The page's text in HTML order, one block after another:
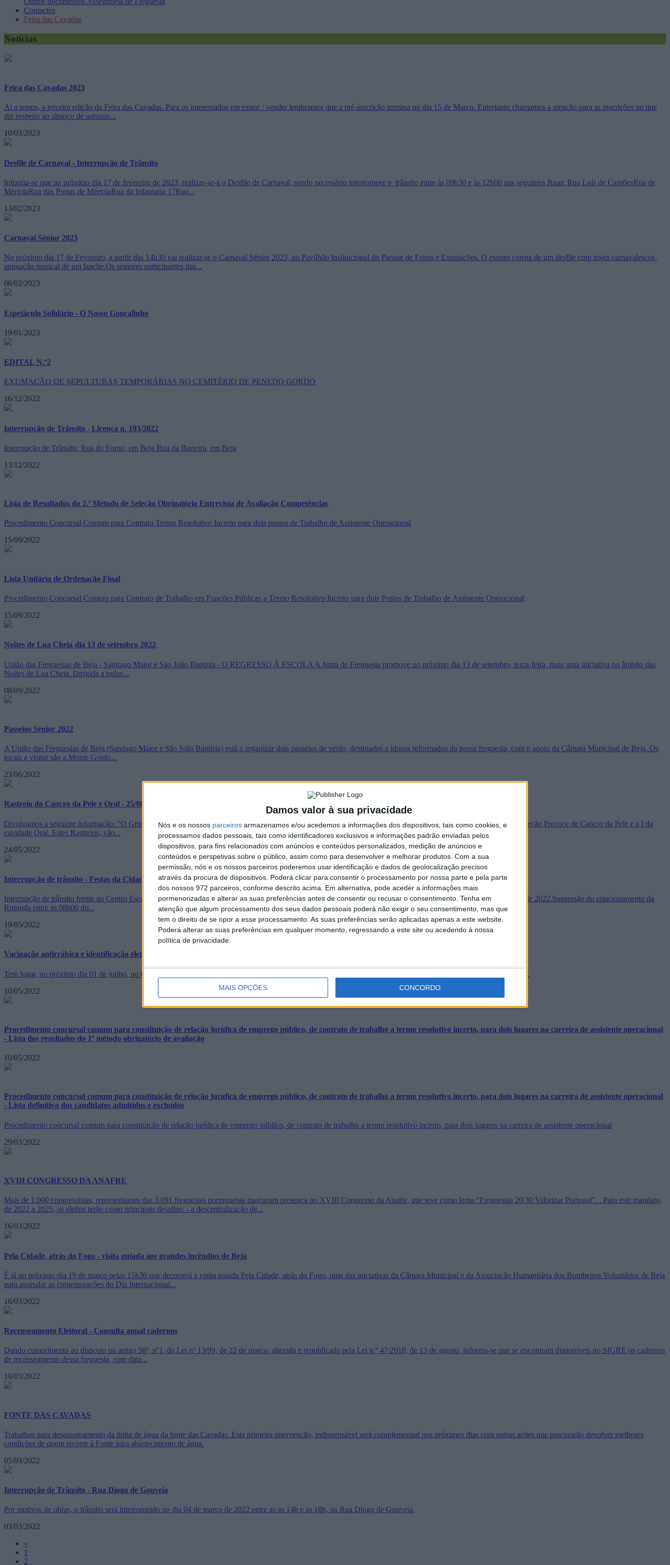
Damos valor à sua privacidade
Nós e os nossos parceiros armazenamos e/ou acedemos a informações dos dispositivos, tais como cookies, e
processamos dados pessoais, tais como identificadores exclusivos e informações padrão enviadas pelos
dispositivos, para fins relacionados com anúncios e conteúdos personalizados, medição de anúncios e
conteúdos e perspetivas sobre o público, assim como para desenvolver e melhorar produtos. Com a sua
permissão, nós e os nossos parceiros poderemos usar identificação e dados de geolocalização precisos
através da procura de dispositivos. Poderá clicar para consentir o processamento por nossa parte e pela parte
dos nossos 972 parceiros, conforme descrito acima. Em alternativa, pode aceder a informações mais
pormenorizadas e alterar as suas preferências antes de consentir ou recusar o consentimento. Tenha em
atenção que algum processamento dos seus dados pessoais poderá não exigir o seu consentimento, mas que
tem o direito de se opor a esse processamento. As suas preferências serão aplicadas apenas a este website.
Poderá alterar as suas preferências em qualquer momento, regressando a este site ou acedendo à nossa
política de privacidade.
MAIS OPÇÕES CONCORDO
Contactos
Feira das Cavadas
Notícias
Feira das Cavadas 2023
Ai a temos, a terceira edição da Feira das Cavadas. Para os interessados em expor / vender lembramos que a pré-inscrição termina no dia 15 de Março. Entretanto chamamos a atenção para as inscrições no que
diz respeito ao almoço de naturais...
10/03/2023
Desfile de Carnaval - Interrupção de Trânsito
Informa-se que no próximo dia 17 de fevereiro de 2023, realizar-se-á o Desfile de Carnaval, sendo necessário interromper o trânsito entre às 09h30 e às 12h00 nas seguintes Ruas: Rua Luís de CamõesRua de
MértolaRua das Portas de MértolaRua da Infantaria 17Rua...
13/02/2023
Carnaval Sénior 2023
No próximo dia 17 de Fevereiro, a partir das 14h30 vai realizar-se o Carnaval Sénior 2023, no Pavilhão Institucional do Parque de Feiras e Exposições. O evento consta de um desfile com trajes carnavalescos,
animação musical de um lanche.Os seniores participantes das...
06/02/2023
Espetáculo Solidário - O Nosso Gonçalinho
19/01/2023
EDITAL N.º2
EXUMAÇÃO DE SEPULTURAS TEMPORÁRIAS NO CEMITÉRIO DE PENEDO GORDO
16/12/2022
Interrupção de Trânsito - Licença n. 193/2022
Interrupção de Trânsito: Rua do Forno, em Beja Rua da Barreira, em Beja
13/12/2022
Lista de Resultados do 2.º Método de Seleção Obrigatório Entrevista de Avaliação Competências
Procedimento Concursal Comum para Contrato Termo Resolutivo Incerto para dois postos de Trabalho de Assistente Operacional
15/09/2022
Lista Unitária de Ordenação Final
Procedimento Concursal Comum para Contrato de Trabalho em Funções Públicas a Termo Resolutivo Incerto para dois Postos de Trabalho de Assistente Operacional
15/09/2022
Noites de Lua Cheia dia 13 de setembro 2022
União das Freguesias de Beja - Santiago Maior e São João Baptista - O REGRESSO À ESCOLA A Junta de Freguesia promove no próximo dia 13 de setembro, terça-feira, mais uma iniciativa no âmbito das
Noites de Lua Cheia. Dirigida a todos...
08/09/2022
Passeios Sénior 2022
A União das Freguesias de Beja (Santiago Maior e São João Baptista) está a organizar dois passeios de verão, destinados a idosos reformados da nossa freguesia, com o apoio da Câmara Municipal de Beja. Os
locais a visitar são a Monte Gordo...
23/06/2022
Rastreio do Cancro da Pele e Oral - 25/06/2022
Divulgamos a seguinte informação: "O Grupo de Apoio de Beja da Liga Portuguesa Contra o Cancro, NRS vem por este meio solicitar apoio na divulgação da VI Deteção Precoce de Cancro da Pele e a I da
cavidade Oral. Estes Rastreios, vão...
24/05/2022
Interrupção de trânsito - Festas da Cidade
Interrupção de trânsito frente ao Centro Escolar de Santiago Maior: Interrupção de trânsito dia 23 de maio de 2022, a partir das 18h00 e até ao final do dia 26 de maio de 2022.Supressão do estacionamento da
Rotunda entre as 08h00 do...
19/05/2022
Vacinação antirrábica e identificação eletrónica
Tem lugar, no próximo dia 01 de junho, no Campo de Futebol do Penedo Gordo, pelas 11h30min, a campanha anual da vacinação antirrábica e identificação eletrónica.
10/05/2022
Procedimento concursal comum para constituição de relação jurídica de emprego público, de contrato de trabalho a termo resolutivo incerto, para dois lugares na carreira de assistente operacional
- Lista dos resultados do 1º método obrigatório de avaliação
10/05/2022
Procedimento concursal comum para constituição de relação jurídica de emprego público, de contrato de trabalho a termo resolutivo incerto, para dois lugares na carreira de assistente operacional
- Lista definitiva dos candidatos admitidos e excluídos
Procedimento concursal comum para constituição de relação jurídica de emprego público, de contrato de trabalho a termo resolutivo incerto, para dois lugares na carreira de assistente operacional
29/03/2022
XVIII CONGRESSO DA ANAFRE
Mais de 1.000 congressistas, representantes das 3.091 freguesias portuguesas marcaram presença no XVIII Congresso da Anafre, que teve como lema “Freguesias 20/30 Valorizar Portugal”. . Para este mandato,
de 2022 a 2025, os eleitos terão como principais desafios: - a descentralização de...
16/03/2022
Pela Cidade, atrás do Fogo - visita guiada aos grandes incêndios de Beja
É já no próximo dia 19 de março pelas 15h30 que decorrerá a visita guiada Pela Cidade, atrás do Fogo, uma das iniciativas da Câmara Municipal e da Associação Humanitária dos Bombeiros Voluntários de Beja
para assinalar as comemorações do Dia Internacional...
16/03/2022
Recenseamento Eleitoral - Consulta anual cadernos
Dando cumprimento ao disposto no artigo 56º, nº1, da Lei nº 13/99, de 22 de março, alterada e republicada pela Lei n.º 47/2018, de 13 de agosto, informa-se que se encontram disponíveis no SIGRE os cadernos
de recenseamento dessa freguesia, com data...
10/03/2022
FONTE DAS CAVADAS
Trabalhos para desassoreamento da linha de água da fonte das Cavadas. Esta primeira intervenção, indispensável será complementad nos próximos dias com outras ações que procurarão devolver melhores
condições de quem recorre à Fonte para abastecimento de água.
05/03/2022
Interrupção de Trânsito - Rua Diogo de Gouveia
Por motivos de obras, o trânsito será interrompido no dia 04 de março de 2022 entre as as 14h e as 18h, na Rua Diogo de Gouveia.
03/03/2022
«
1
2